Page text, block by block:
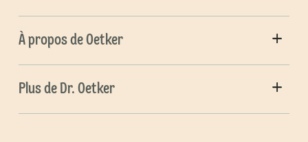
À propos de Oetker
Plus de Dr. Oetker